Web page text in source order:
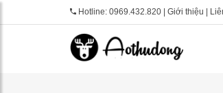
Hotline: 0969.432.820 Giới thiệu